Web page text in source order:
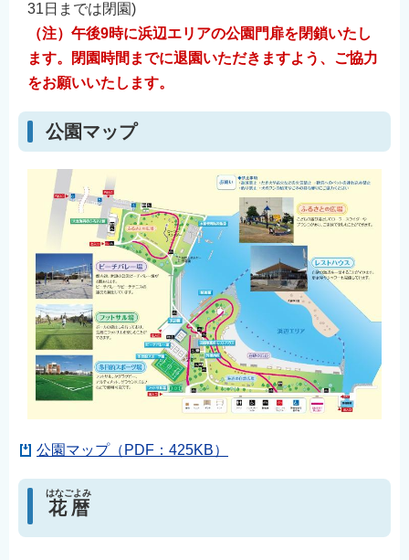
31日までは閉園)
（注）午後9時に浜辺エリアの公園門扉を閉鎖いたし
ます。閉園時間までに退園いただきますよう、ご協力
をお願いいたします。
公園マップ
公園マップ（PDF：425KB）
花暦
はなごよみ